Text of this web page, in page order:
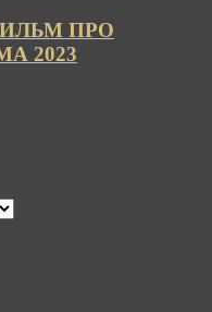
ФИЛЬМ ПРО
2023